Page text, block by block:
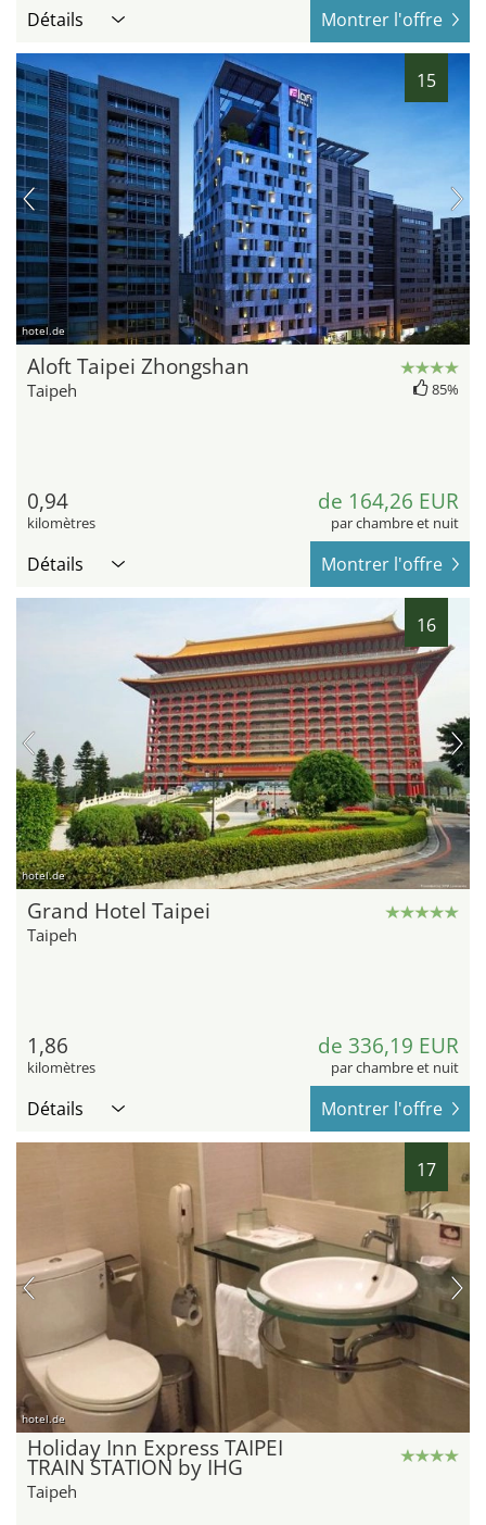
Détails Montrer l'offre
15
hotel.de
Aloft Taipei Zhongshan
Taipeh 85%
0,94
kilomètres
de 164,26 EUR
par chambre et nuit
Détails Montrer l'offre
16
hotel.de
Grand Hotel Taipei
Taipeh
1,86
kilomètres
de 336,19 EUR
par chambre et nuit
Détails Montrer l'offre
17
hotel.de
Holiday Inn Express TAIPEI
TRAIN STATION by IHG
Taipeh